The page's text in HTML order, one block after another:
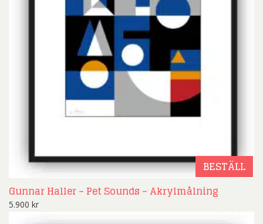
BESTÄLL
Gunnar Haller – Pet Sounds – Akrylmålning
5.900 kr